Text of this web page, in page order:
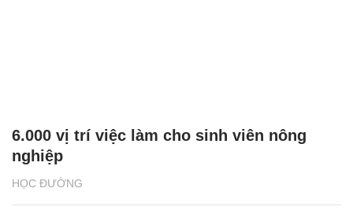
HỌC ĐƯỜNG
6.000 vị trí việc làm cho sinh viên nông
nghiệp